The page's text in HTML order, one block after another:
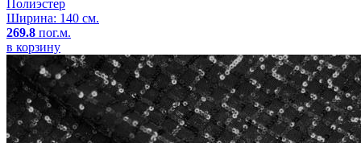
Полиэстер
Ширина: 140 см.
269.8 пог.м.
в корзину